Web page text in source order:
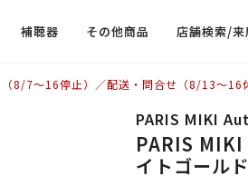
補聴器 その他商品 店舗検索/
8/7〜16停止）／配送・問合せ（8/13〜16
PARIS MIKI
PARIS
イトゴール